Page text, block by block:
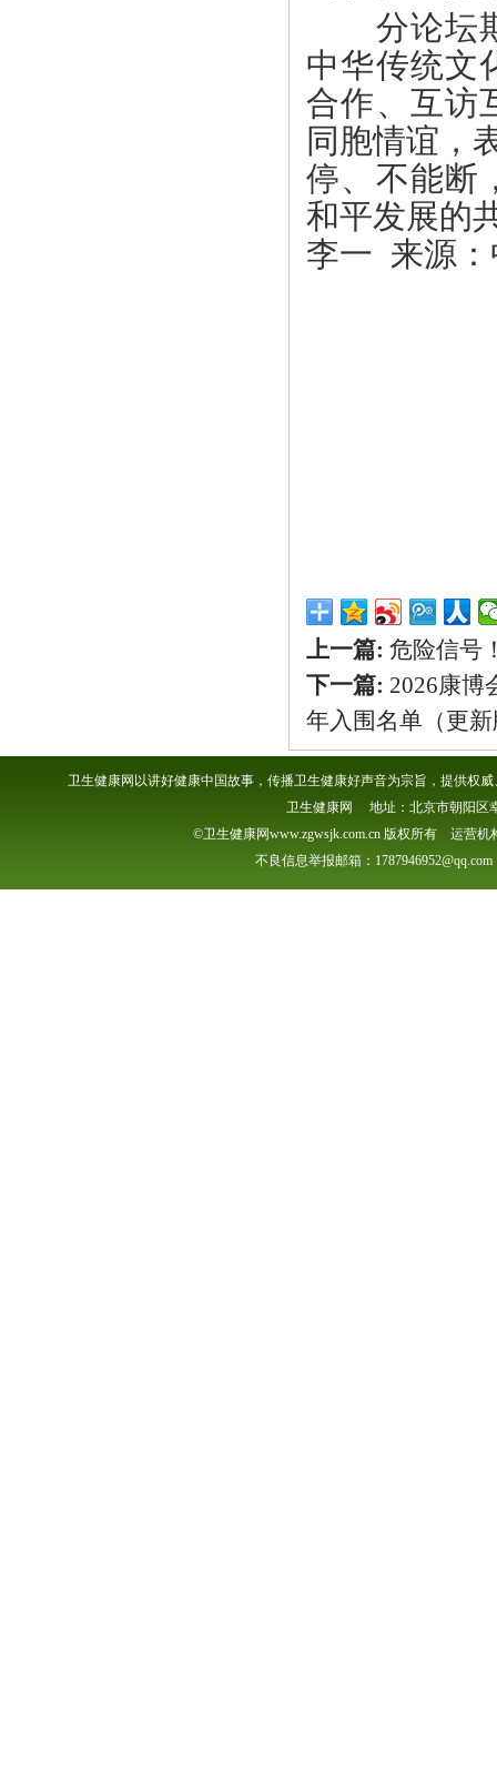
分论坛期
中华传统文
合作、互访
同胞情谊，
停、不能断
和平发展的
李一 来源：
上一篇: 危险信号
下一篇: 2026康博
年入围名单（更
卫生健康网以讲好健康中国故事，传播卫生健康好声音为宗旨，提供权
卫生健康网 地址：北京市朝阳区
©卫生健康网www.zgwsjk.com.cn 版权所有 运营
不良信息举报邮箱：